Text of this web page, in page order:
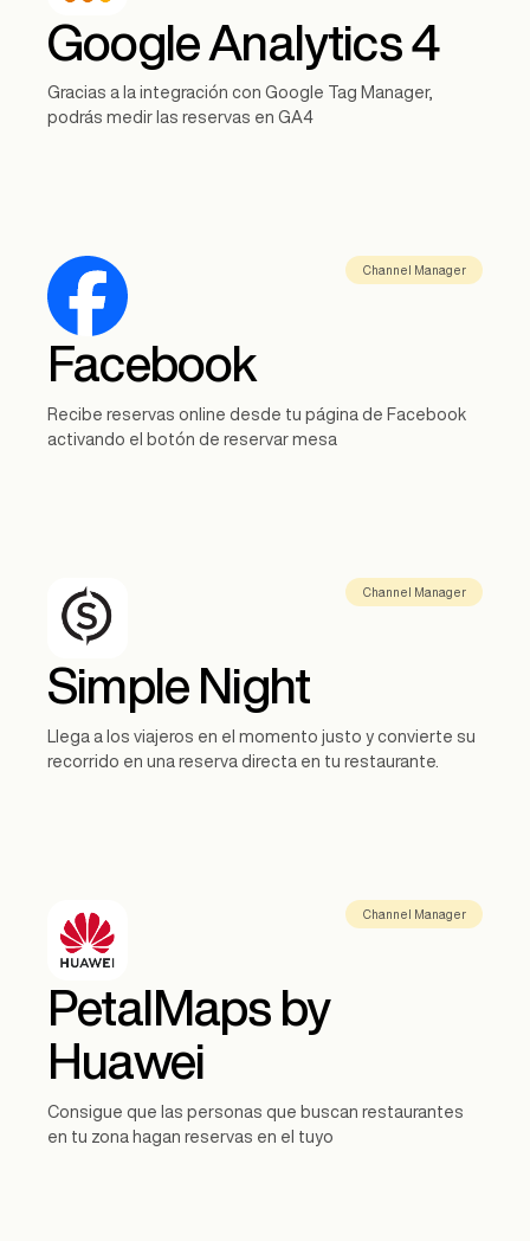
Google Analytics 4
Gracias a la integración con Google Tag Manager,
podrás medir las reservas en GA4
Channel Manager
Facebook
Recibe reservas online desde tu página de Facebook
activando el botón de reservar mesa
Channel Manager
Simple Night
Llega a los viajeros en el momento justo y convierte su
recorrido en una reserva directa en tu restaurante.
Channel Manager
PetalMaps by
Huawei
Consigue que las personas que buscan restaurantes
en tu zona hagan reservas en el tuyo